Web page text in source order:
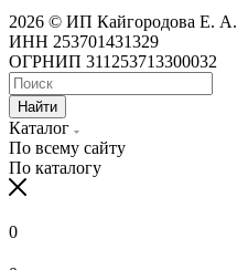
2026 © ИП Кайгородова Е. А.
ИНН 253701431329
ОГРНИП 311253713300032
Найти
Каталог
По всему сайту
По каталогу
0